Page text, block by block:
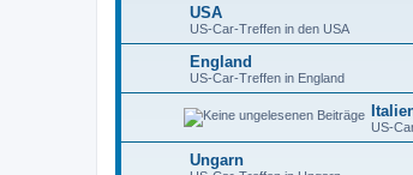
USA
US-Car-Treffen in den USA
England
US-Car-Treffen in England
US-
Ungarn